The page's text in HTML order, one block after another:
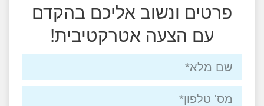
פרטים ונשוב אליכם בהקדם
עם הצעה אטרקטיבית!